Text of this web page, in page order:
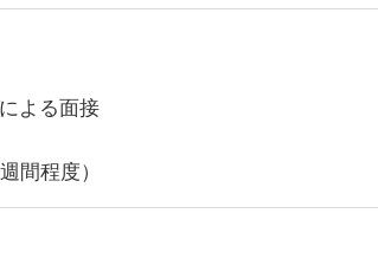
よる面接
間程度）